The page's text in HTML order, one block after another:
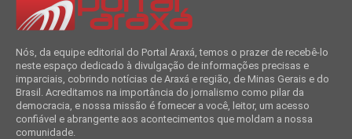
Nós, da equipe editorial do Portal Araxá, temos o prazer de recebê-lo
neste espaço dedicado à divulgação de informações precisas e
imparciais, cobrindo notícias de Araxá e região, de Minas Gerais e do
Brasil. Acreditamos na importância do jornalismo como pilar da
democracia, e nossa missão é fornecer a você, leitor, um acesso
confiável e abrangente aos acontecimentos que moldam a nossa
comunidade.